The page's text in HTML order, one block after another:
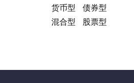
货币型
债券型
混合型
股票型